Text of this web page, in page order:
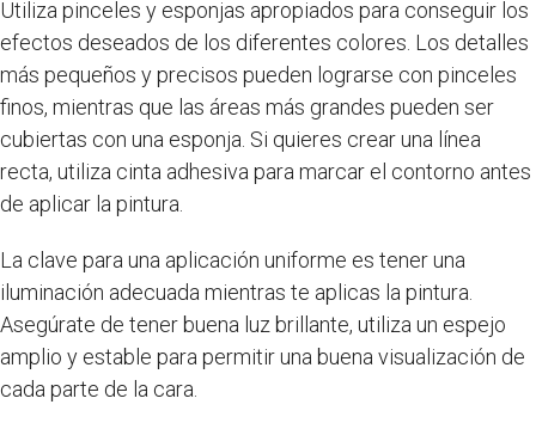
Utiliza pinceles y esponjas apropiados para conseguir los
efectos deseados de los diferentes colores. Los detalles
más pequeños y precisos pueden lograrse con pinceles
finos, mientras que las áreas más grandes pueden ser
cubiertas con una esponja. Si quieres crear una línea
recta, utiliza cinta adhesiva para marcar el contorno antes
de aplicar la pintura.
La clave para una aplicación uniforme es tener una
iluminación adecuada mientras te aplicas la pintura.
Asegúrate de tener buena luz brillante, utiliza un espejo
amplio y estable para permitir una buena visualización de
cada parte de la cara.